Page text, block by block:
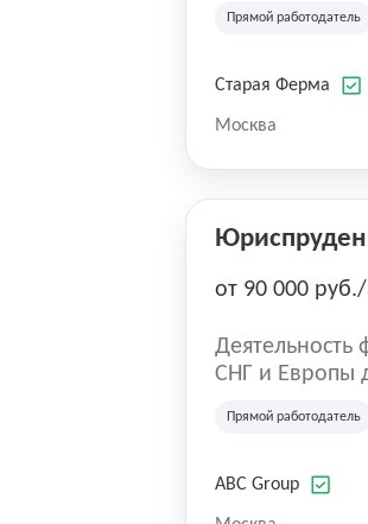
крупнейших
товаров по
SKU,
Прямой работодатель
Старая Ферма
Москва
от 90 000
Деятельность
СНГ и Европы
Прямой работодатель
ABC Group